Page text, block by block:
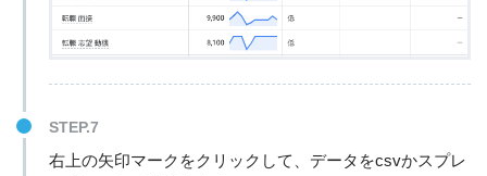
STEP.7
右上の矢印マークをクリックして、データをcsvかスプレ